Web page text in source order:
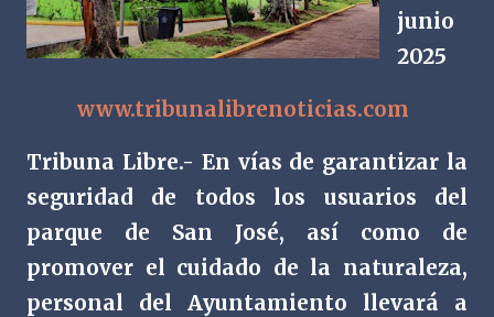
junio
2025
www.tribunalibrenoticias.com
Tribuna Libre.- En vías de garantizar la
seguridad de todos los usuarios del
parque de San José, así como de
promover el cuidado de la naturaleza,
personal del Ayuntamiento llevará a